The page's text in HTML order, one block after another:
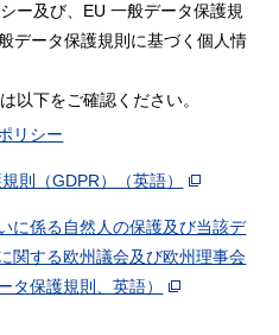
ー及び、EU 一般データ保護規
データ保護規則に基づく個人情
以下をご確認ください。
リシー
則（GDPR）（英語）
に係る自然人の保護及び当該デ
関する欧州議会及び欧州理事会
タ保護規則、英語）